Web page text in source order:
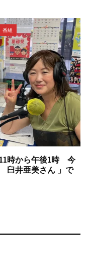
番組
時から午後1時 今
井亜美さん 」で